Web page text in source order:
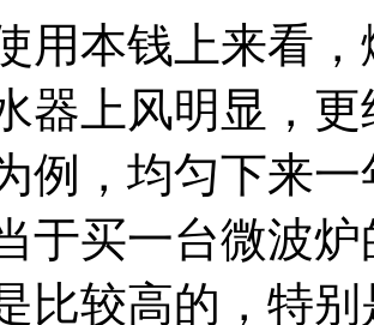
本钱上来看，
器上风明显，
例，均匀下来
于买一台微波
比较高的，特